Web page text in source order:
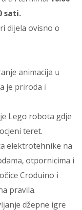
sati.
dijela ovisno o
animacija u
je priroda i
Lego robota gdje
teret.
elektrotehnike na
otpornicima i
Croduino i
pravila.
džepne igre